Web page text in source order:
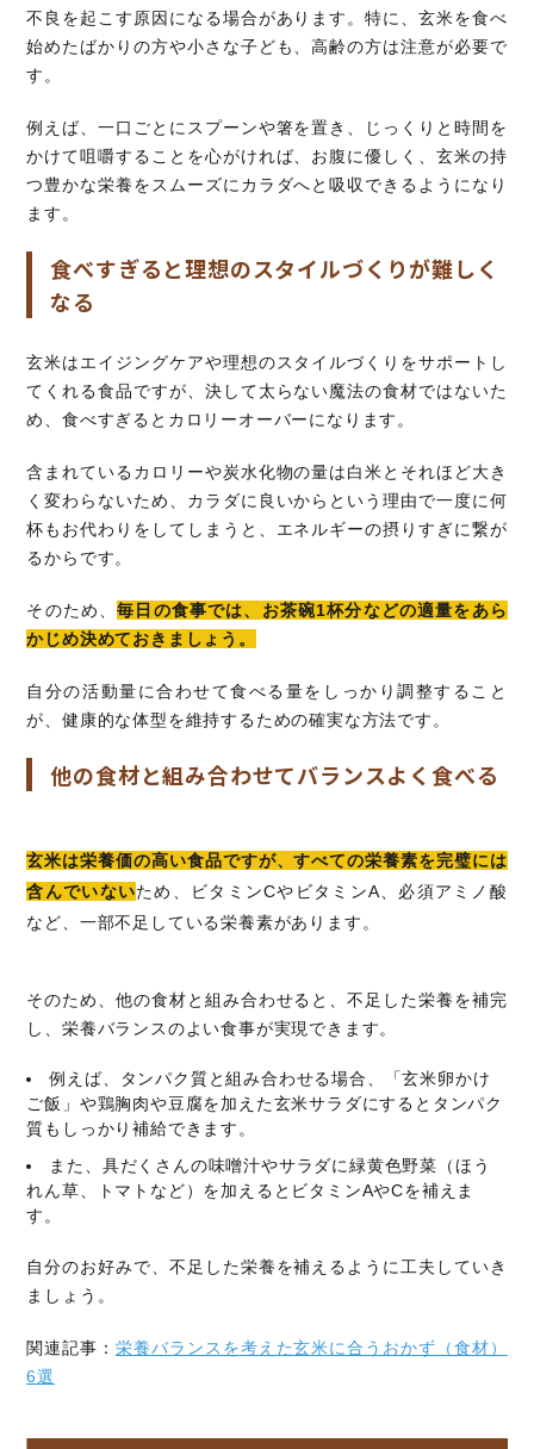
不良を起こす原因になる場合があります。特に、玄米を食べ
始めたばかりの方や小さな子ども、高齢の方は注意が必要で
す。
例えば、一口ごとにスプーンや箸を置き、じっくりと時間を
かけて咀嚼することを心がければ、お腹に優しく、玄米の持
つ豊かな栄養をスムーズにカラダへと吸収できるようになり
ます。
食べすぎると理想のスタイルづくりが難しく
なる
玄米はエイジングケアや理想のスタイルづくりをサポートし
てくれる食品ですが、決して太らない魔法の食材ではないた
め、食べすぎるとカロリーオーバーになります。
含まれているカロリーや炭水化物の量は白米とそれほど大き
く変わらないため、カラダに良いからという理由で一度に何
杯もお代わりをしてしまうと、エネルギーの摂りすぎに繋が
るからです。
そのため、毎日の食事では、お茶碗1杯分などの適量をあら
かじめ決めておきましょう。
自分の活動量に合わせて食べる量をしっかり調整すること
が、健康的な体型を維持するための確実な方法です。
他の食材と組み合わせてバランスよく食べる
玄米は栄養価の高い食品ですが、すべての栄養素を完璧には
含んでいないため、ビタミンCやビタミンA、必須アミノ酸
など、一部不足している栄養素があります。
そのため、他の食材と組み合わせると、不足した栄養を補完
し、栄養バランスのよい食事が実現できます。
例えば、タンパク質と組み合わせる場合、「玄米卵かけ
ご飯」や鶏胸肉や豆腐を加えた玄米サラダにするとタンパク
質もしっかり補給できます。
また、具だくさんの味噌汁やサラダに緑黄色野菜（ほう
れん草、トマトなど）を加えるとビタミンAやCを補えま
す。
自分のお好みで、不足した栄養を補えるように工夫していき
ましょう。
関連記事：栄養バランスを考えた玄米に合うおかず（食材）
6選